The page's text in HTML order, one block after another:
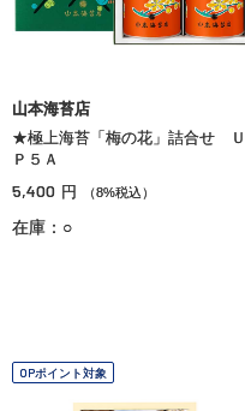
山本海苔店
★極上海苔「梅の花」詰合せ Ｕ
Ｐ５Ａ
5,400 円 （8%税込）
在庫：○
OPポイント対象